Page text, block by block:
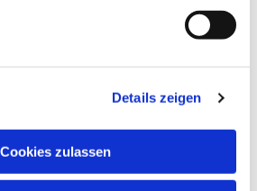
Details zeigen
Cookies zulassen